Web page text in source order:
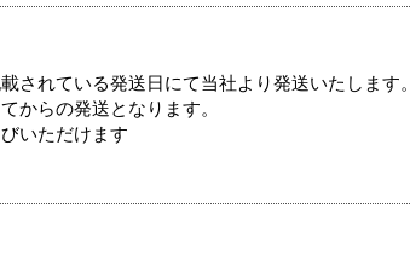
されている発送日にて当社より発送いたします。
からの発送となります。
いただけます